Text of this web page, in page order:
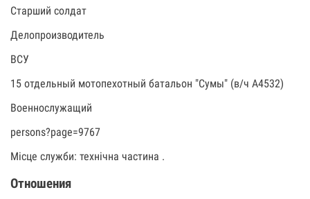
Старший солдат
Делопроизводитель
ВСУ
15 отдельный мотопехотный батальон "Сумы" (в/ч А4532)
Военнослужащий
persons?page=9767
Місце служби: технічна частина .
Отношения